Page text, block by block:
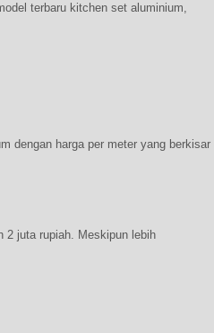
terbaru kitchen set aluminium,
dengan harga per meter yang berkisar
2 juta rupiah. Meskipun lebih